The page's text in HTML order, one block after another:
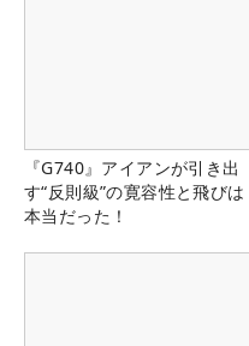
『G740』アイアンが引き出
す“反則級”の寛容性と飛びは
本当だった！